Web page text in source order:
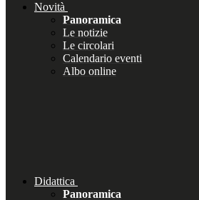
Novità
Panoramica
Le notizie
Le circolari
Calendario eventi
Albo online
Didattica
Panoramica